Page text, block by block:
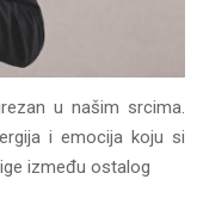
u našim srcima.
i emocija koju si
između ostalog